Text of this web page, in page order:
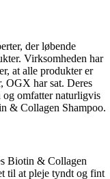
der løbende
Virksomheden har
at alle produkter er
OGX har sat. Deres
omfatter naturligvis
& Collagen Shampoo.
Biotin & Collagen
til at pleje tyndt og fint